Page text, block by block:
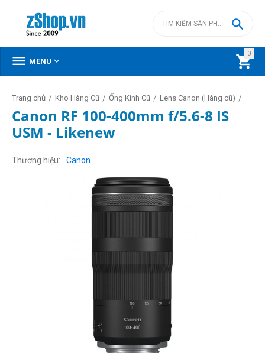
0


 MENU 
Trang chủ / Kho Hàng Cũ / Ống Kính Cũ / Lens Canon (Hàng cũ) /
Canon RF 100-400mm f/5.6-8 IS
USM - Likenew
Thương hiệu Canon